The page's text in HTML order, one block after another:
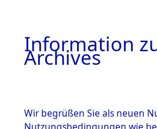
Information
Archives
Wir begrüßen Sie als neuen